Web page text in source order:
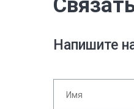
Напишите